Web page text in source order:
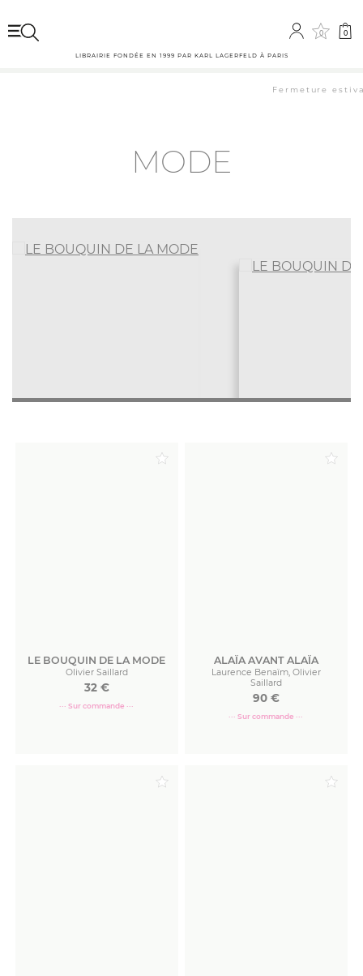
0 0
LIBRAIRIE FONDÉE EN 1999 PAR KARL LAGERFELD À PARIS
Fermeture
MODE
LE BOUQUIN DE LA MODE
Olivier Saillard
32 €
··· Sur commande ···
ALAÏA AVANT ALAÏA
Laurence Benaïm, Olivier
Saillard
90 €
··· Sur commande ···